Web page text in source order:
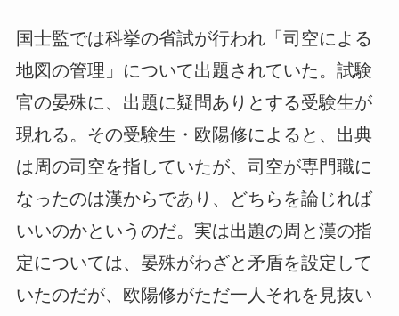
国士監では科挙の省試が行われ「司空による
地図の管理」について出題されていた。試験
官の晏殊に、出題に疑問ありとする受験生が
現れる。その受験生・欧陽修によると、出典
は周の司空を指していたが、司空が専門職に
なったのは漢からであり、どちらを論じれば
いいのかというのだ。実は出題の周と漢の指
定については、晏殊がわざと矛盾を設定して
いたのだが、欧陽修がただ一人それを見抜い